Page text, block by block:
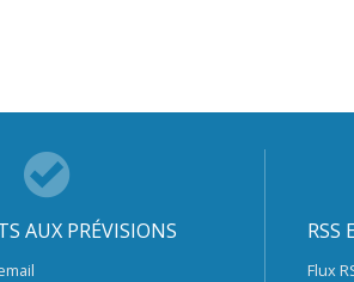
AUX PRÉVISIONS RSS
Flux